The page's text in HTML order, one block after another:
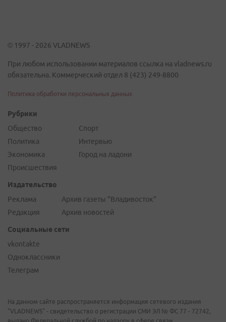
© 1997 - 2026 VLADNEWS
При любом использовании материалов ссылка на vladnews.ru
обязательна. Коммерческий отдел 8 (423) 249-8800
Политика обработки персональных данных
Рубрики
Общество
Политика
Экономика
Происшествия
Спорт
Интервью
Город на ладони
Издательство
Реклама
Редакция
Архив газеты "Владивосток"
Архив новостей
Социальные сети
vkontakte
Одноклассники
Телеграм
На данном сайте распространяется информация сетевого издания
"VLADNEWS" - свидетельство о регистрации СМИ ЭЛ № ФС 77 - 72742,